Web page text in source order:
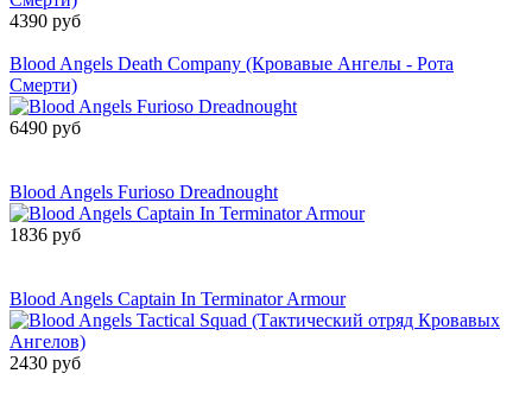
4390 руб
Blood Angels Death Company (Кровавые Ангелы - Рота
Смерти)
6490 руб
Blood Angels Furioso Dreadnought
1836 руб
Blood Angels Captain In Terminator Armour
2430 руб